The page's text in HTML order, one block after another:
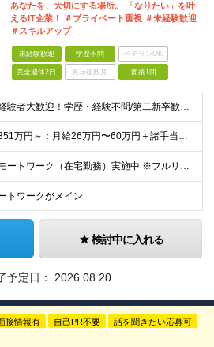
あなたを、大切にする場所。 「なりたい」を叶
えるIT企業！ ＃プライベート重視 ＃未経験歓迎
＃スキルアップ
未経験歓迎 学歴不問 ベテランOK
完全週休2日 賞与複数月 面接1回
＊未経験者大歓迎！学歴・経験不問/第二新卒歓迎/充実研修/WEB面接可能＊ ▼未経験歓迎＆完全ポテンシャル採用！▼ 基礎のキソから学べる研修があるので経験は一切不問！ 面接では「あなたの想い」を教
年収351万円～：月給26万円〜60万円＋諸手当＋インセンティブ（２種）＋賞与 ★Point 設立から9ヶ月で全社員2万円の昇給実績 ※成果はしっかりと還元いたします！ ★Point 100％年
☆リモートワーク（在宅勤務）実施中 ※フルリモート可 【グループ本社】東京都中央区八丁堀3-6-6 アド京橋ビル2F ∟宝町駅 5分/京橋駅 7分/八丁堀駅7分/JR東京駅10分 【プロジェクト先
トワークがメイン
検討中に入れる
予定日： 2026.08.20
接情報有 自己PR不要 話を聞きたい応募可